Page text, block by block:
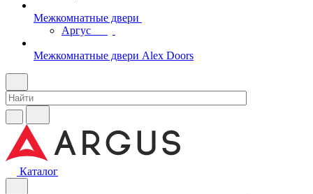
Межкомнатные двери
Аргус
Межкомнатные двери Alex Doors
Каталог